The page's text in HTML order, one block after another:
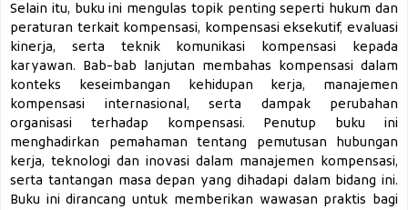
Selain itu, buku ini mengulas topik penting seperti hukum dan
peraturan terkait kompensasi, kompensasi eksekutif, evaluasi
kinerja, serta teknik komunikasi kompensasi kepada
karyawan. Bab-bab lanjutan membahas kompensasi dalam
konteks keseimbangan kehidupan kerja, manajemen
kompensasi internasional, serta dampak perubahan
organisasi terhadap kompensasi. Penutup buku ini
menghadirkan pemahaman tentang pemutusan hubungan
kerja, teknologi dan inovasi dalam manajemen kompensasi,
serta tantangan masa depan yang dihadapi dalam bidang ini.
Buku ini dirancang untuk memberikan wawasan praktis bagi